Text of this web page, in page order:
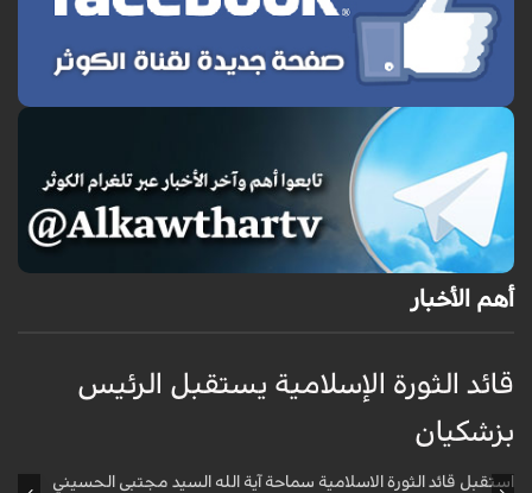
أهم الأخبار
قائد الثورة الإسلامية يستقبل الرئيس
بزشكيان
استقبل قائد الثورة الاسلامية سماحة آية الله السيد مجتبى الحسيني